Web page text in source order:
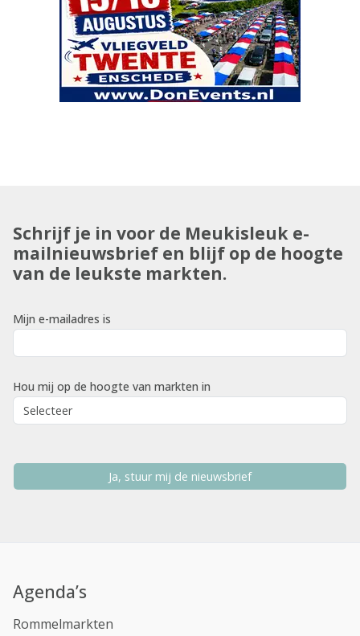
Schrijf je in voor de Meukisleuk e-
mailnieuwsbrief en blijf op de hoogte
van de leukste markten.
Mijn e-mailadres is
Hou mij op de hoogte van markten in
Ja, stuur mij de nieuwsbrief
Agenda’s
Rommelmarkten